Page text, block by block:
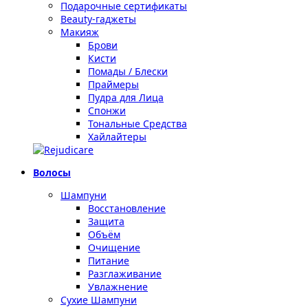
Подарочные сертификаты
Beauty-гаджеты
Макияж
Брови
Кисти
Помады / Блески
Праймеры
Пудра для Лица
Спонжи
Тональные Средства
Хайлайтеры
Волосы
Шампуни
Восстановление
Защита
Объём
Очищение
Питание
Разглаживание
Увлажнение
Сухие Шампуни